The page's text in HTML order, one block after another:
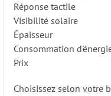
Réponse tactile
Visibilité solaire
Épaisseur
Consommation
Prix
Choisissez selon votre